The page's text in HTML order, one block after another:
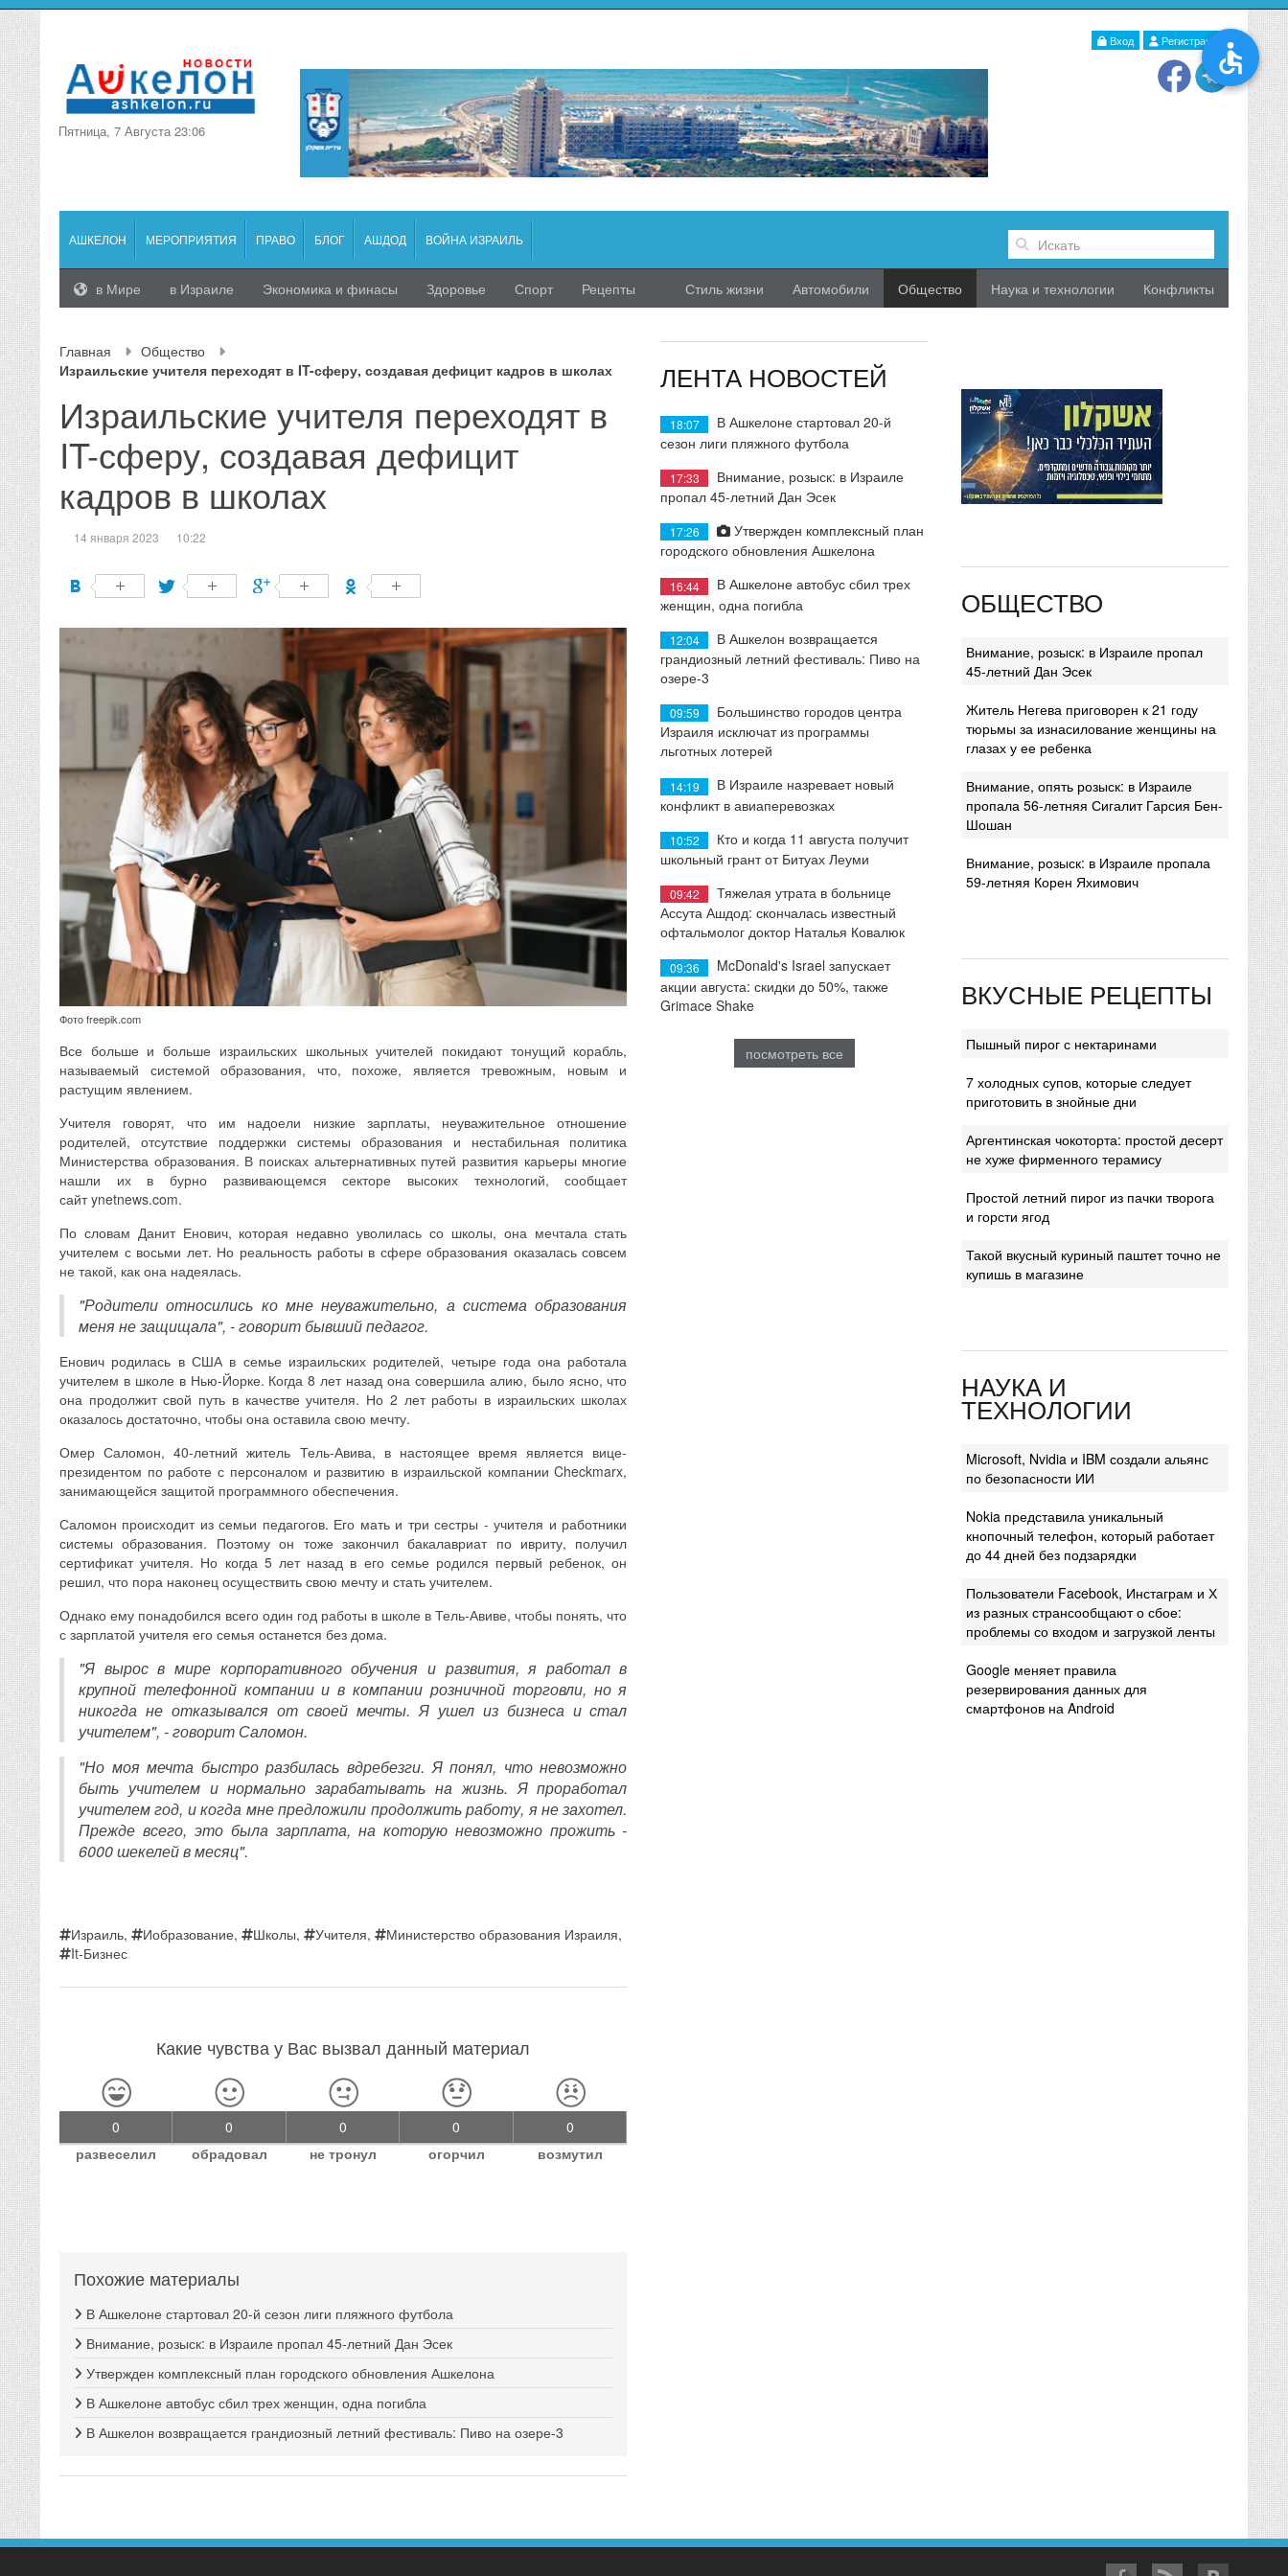
Вход Регистрация
Пятница, 7 Августа 23:06
АШКЕЛОН МЕРОПРИЯТИЯ ПРАВО БЛОГ АШДОД ВОЙНА ИЗРАИЛЬ
в Мире в Израиле Экономика и финасы Здоровье Спорт Рецепты Стиль жизни Автомобили Общество Наука и технологии Конфликты
Главная
Общество
Израильские учителя переходят в IT-сферу, создавая дефицит кадров в школах
Израильские учителя переходят в
IT-сферу, создавая дефицит
кадров в школах
14 января 2023 10:22
Фото freepik.com
Все больше и больше израильских школьных учителей покидают тонущий корабль,
называемый системой образования, что, похоже, является тревожным, новым и
растущим явлением.
Учителя говорят, что им надоели низкие зарплаты, неуважительное отношение
родителей, отсутствие поддержки системы образования и нестабильная политика
Министерства образования. В поисках альтернативных путей развития карьеры многие
нашли их в бурно развивающемся секторе высоких технологий, сообщает
сайт ynetnews.com.
По словам Данит Енович, которая недавно уволилась со школы, она мечтала стать
учителем с восьми лет. Но реальность работы в сфере образования оказалась совсем
не такой, как она надеялась.
"Родители относились ко мне неуважительно, а система образования
меня не защищала", - говорит бывший педагог.
Енович родилась в США в семье израильских родителей, четыре года она работала
учителем в школе в Нью-Йорке. Когда 8 лет назад она совершила алию, было ясно, что
она продолжит свой путь в качестве учителя. Но 2 лет работы в израильских школах
оказалось достаточно, чтобы она оставила свою мечту.
Омер Саломон, 40-летний житель Тель-Авива, в настоящее время является вице-
президентом по работе с персоналом и развитию в израильской компании Checkmarx,
занимающейся защитой программного обеспечения.
Саломон происходит из семьи педагогов. Его мать и три сестры - учителя и работники
системы образования. Поэтому он тоже закончил бакалавриат по ивриту, получил
сертификат учителя. Но когда 5 лет назад в его семье родился первый ребенок, он
решил, что пора наконец осуществить свою мечту и стать учителем.
Однако ему понадобился всего один год работы в школе в Тель-Авиве, чтобы понять, что
с зарплатой учителя его семья останется без дома.
"Я вырос в мире корпоративного обучения и развития, я работал в
крупной телефонной компании и в компании розничной торговли, но я
никогда не отказывался от своей мечты. Я ушел из бизнеса и стал
учителем", - говорит Саломон.
"Но моя мечта быстро разбилась вдребезги. Я понял, что невозможно
быть учителем и нормально зарабатывать на жизнь. Я проработал
учителем год, и когда мне предложили продолжить работу, я не захотел.
Прежде всего, это была зарплата, на которую невозможно прожить -
6000 шекелей в месяц".
Израиль, Иобразование, Школы, Учителя, Министерство образования Израиля,
It-Бизнес
Какие чувства у Вас вызвал данный материал
0
развеселил
0
обрадовал
0
не тронул
0
огорчил
0
возмутил
Похожие материалы
В Ашкелоне стартовал 20-й сезон лиги пляжного футбола
Внимание, розыск: в Израиле пропал 45-летний Дан Эсек
Утвержден комплексный план городского обновления Ашкелона
В Ашкелоне автобус сбил трех женщин, одна погибла
В Ашкелон возвращается грандиозный летний фестиваль: Пиво на озере-3
ЛЕНТА НОВОСТЕЙ
18:07
В Ашкелоне стартовал 20-й
сезон лиги пляжного футбола
17:33
Внимание, розыск: в Израиле
пропал 45-летний Дан Эсек
17:26
Утвержден комплексный план
городского обновления Ашкелона
16:44
В Ашкелоне автобус сбил трех
женщин, одна погибла
12:04
В Ашкелон возвращается
грандиозный летний фестиваль: Пиво на
озере-3
09:59
Большинство городов центра
Израиля исключат из программы
льготных лотерей
14:19
В Израиле назревает новый
конфликт в авиаперевозках
10:52
Кто и когда 11 августа получит
школьный грант от Битуах Леуми
09:42
Тяжелая утрата в больнице
Ассута Ашдод: скончалась известный
офтальмолог доктор Наталья Ковалюк
09:36
McDonald's Israel запускает
акции августа: скидки до 50%, также
Grimace Shake
посмотреть все
ОБЩЕСТВО
Внимание, розыск: в Израиле пропал
45-летний Дан Эсек
Житель Негева приговорен к 21 году
тюрьмы за изнасилование женщины на
глазах у ее ребенка
Внимание, опять розыск: в Израиле
пропала 56-летняя Сигалит Гарсия Бен-
Шошан
Внимание, розыск: в Израиле пропала
59-летняя Корен Яхимович
ВКУСНЫЕ РЕЦЕПТЫ
Пышный пирог с нектаринами
7 холодных супов, которые следует
приготовить в знойные дни
Аргентинская чокоторта: простой десерт
не хуже фирменного терамису
Простой летний пирог из пачки творога
и горсти ягод
Такой вкусный куриный паштет точно не
купишь в магазине
НАУКА И
ТЕХНОЛОГИИ
Microsoft, Nvidia и IBM создали альянс
по безопасности ИИ
Nokia представила уникальный
кнопочный телефон, который работает
до 44 дней без подзарядки
Пользователи Facebook, Инстаграм и Х
из разных странсообщают о сбое:
проблемы со входом и загрузкой ленты
Google меняет правила
резервирования данных для
смартфонов на Android